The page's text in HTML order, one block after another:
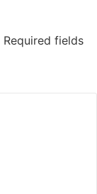
Required fields